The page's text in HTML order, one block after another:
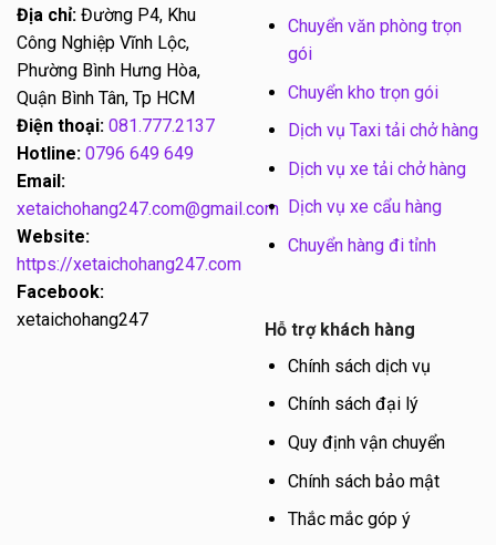
Địa chỉ: Đường P4, Khu
Công Nghiệp Vĩnh Lộc,
Phường Bình Hưng Hòa,
Quận Bình Tân, Tp HCM
Điện thoại: 081.777.2137
Hotline: 0796 649 649
Email:
xetaichohang247.com@gmail.com
Website:
https://xetaichohang247.com
Facebook:
xetaichohang247
Chuyển văn phòng trọn
gói
Chuyển kho trọn gói
Dịch vụ Taxi tải chở hàng
Dịch vụ xe tải chở hàng
Dịch vụ xe cẩu hàng
Chuyển hàng đi tỉnh
Hỗ trợ khách hàng
Chính sách dịch vụ
Chính sách đại lý
Quy định vận chuyển
Chính sách bảo mật
Thắc mắc góp ý